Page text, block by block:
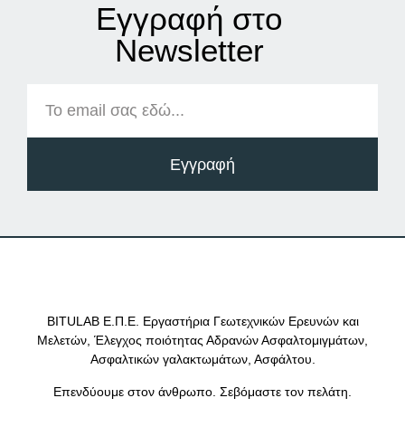
Εγγραφή στο
Νewsletter
Εγγραφή
BITULAB Ε.Π.Ε. Εργαστήρια Γεωτεχνικών Ερευνών και
Μελετών, Έλεγχος ποιότητας Αδρανών Ασφαλτομιγμάτων,
Ασφαλτικών γαλακτωμάτων, Ασφάλτου.
Επενδύουμε στον άνθρωπο. Σεβόμαστε τον πελάτη.